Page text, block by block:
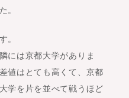
。
。
には京都大学がありま
値はとても高くて、京都
学を片を並べて戦うほど